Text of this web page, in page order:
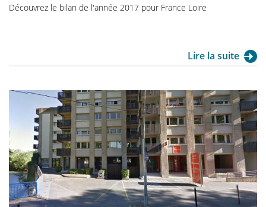
Découvrez le bilan de l'année 2017 pour France Loire
Lire la suite